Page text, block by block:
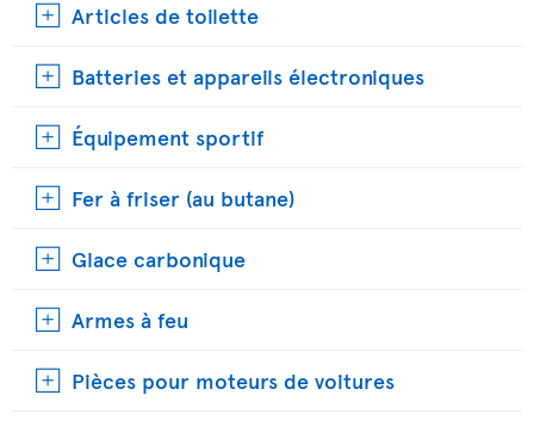
Articles de toilette
Batteries et appareils électroniques
Équipement sportif
Fer à friser (au butane)
Glace carbonique
Armes à feu
Pièces pour moteurs de voitures